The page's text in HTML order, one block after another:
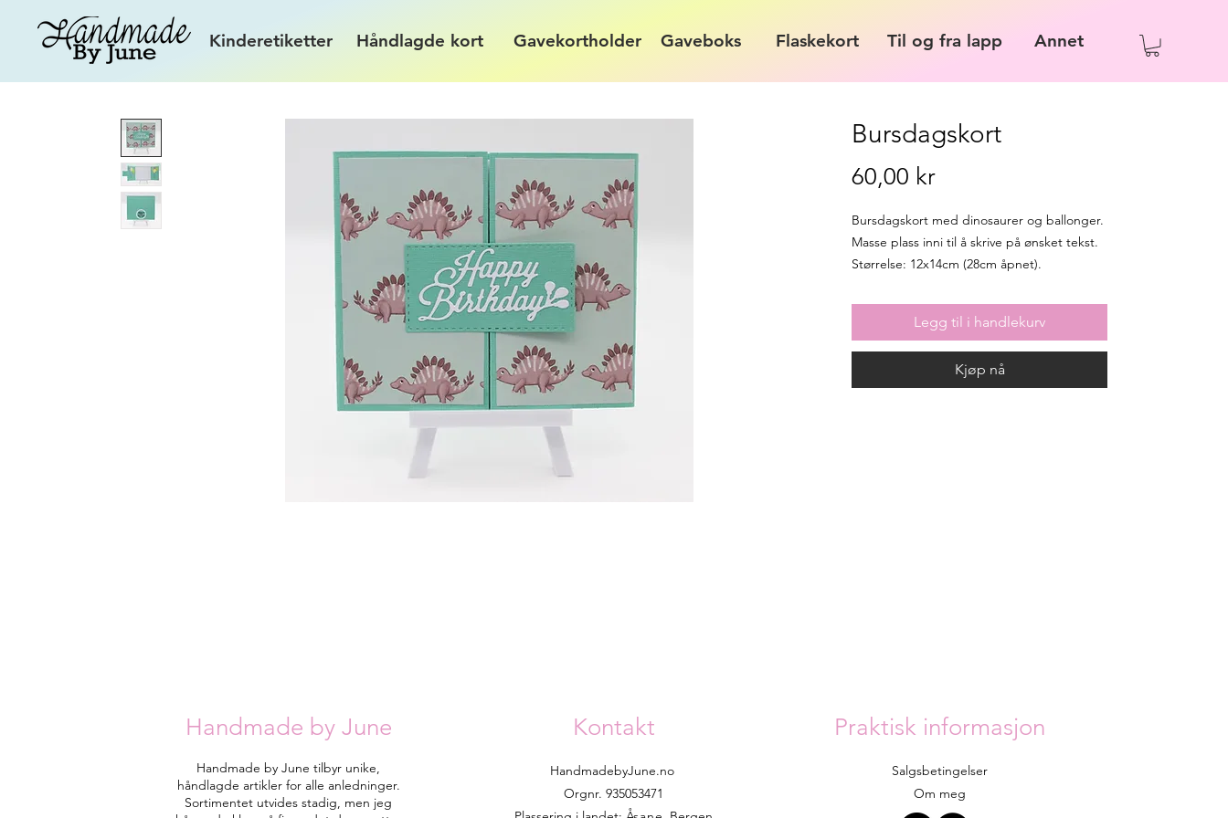
Kinderetiketter Håndlagde kort Gavekortholder Gaveboks Flaskekort Til og fra lapp Annet
Bursdagskort
60,00 krPris
Bursdagskort med dinosaurer og ballonger.
Masse plass inni til å skrive på ønsket tekst.
Størrelse: 12x14cm (28cm åpnet).
Legg til i handlekurv
Kjøp nå
Handmade by June
Handmade by June tilbyr unike,
håndlagde artikler for alle anledninger.
Sortimentet utvides stadig, men jeg
Kontakt
HandmadebyJune.no
Orgnr. 935053471
Praktisk informasjon
Salgsbetingelser
Om meg